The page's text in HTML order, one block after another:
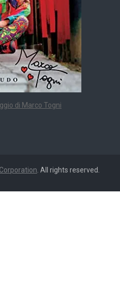
di Marco Togni
. All rights reserved.